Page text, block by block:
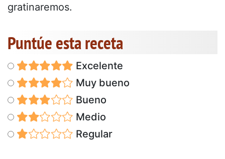
gratinaremos.
Puntúe esta receta
Excelente
Muy bueno
Bueno
Medio
Regular